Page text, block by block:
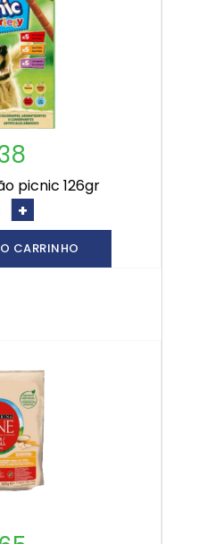
picnic 126gr
+
CARRINHO